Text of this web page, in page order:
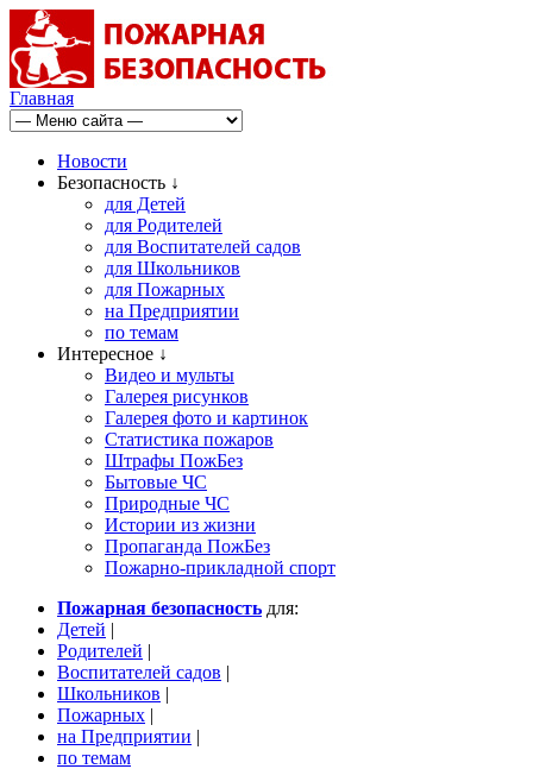
Главная
Новости
Безопасность ↓
для Детей
для Родителей
для Воспитателей садов
для Школьников
для Пожарных
на Предприятии
по темам
Интересное ↓
Видео и мульты
Галерея рисунков
Галерея фото и картинок
Статистика пожаров
Штрафы ПожБез
Бытовые ЧС
Природные ЧС
Истории из жизни
Пропаганда ПожБез
Пожарно-прикладной спорт
Пожарная безопасность для:
Детей |
Родителей |
Воспитателей садов |
Школьников |
Пожарных |
на Предприятии |
по темам